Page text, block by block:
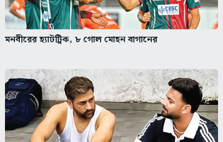
মনবীরের হ্যাটট্রিক, ৮ গোল মোহন বাগানের